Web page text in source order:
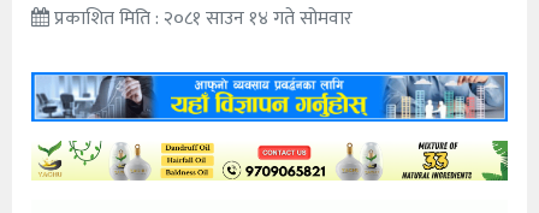
प्रकाशित मिति : २०८१ साउन १४ गते सोमवार